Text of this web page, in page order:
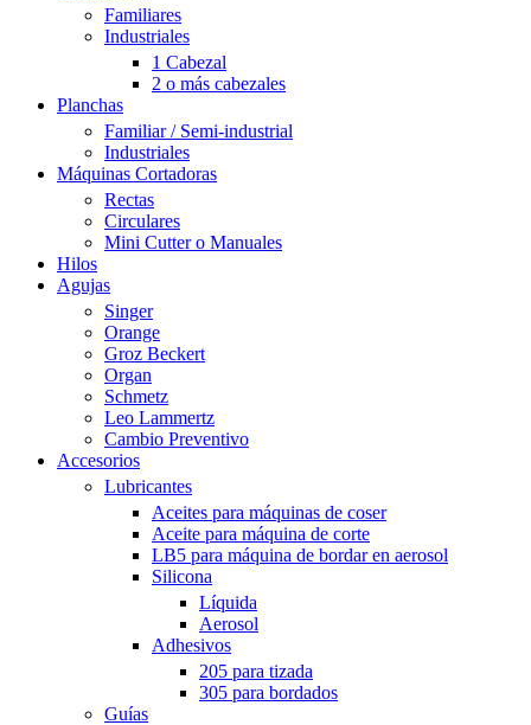
Familiares
Industriales
1 Cabezal
2 o más cabezales
Planchas
Familiar / Semi-industrial
Industriales
Máquinas Cortadoras
Rectas
Circulares
Mini Cutter o Manuales
Hilos
Agujas
Singer
Orange
Groz Beckert
Organ
Schmetz
Leo Lammertz
Cambio Preventivo
Accesorios
Lubricantes
Aceites para máquinas de coser
Aceite para máquina de corte
LB5 para máquina de bordar en aerosol
Silicona
Líquida
Aerosol
Adhesivos
205 para tizada
305 para bordados
Guías